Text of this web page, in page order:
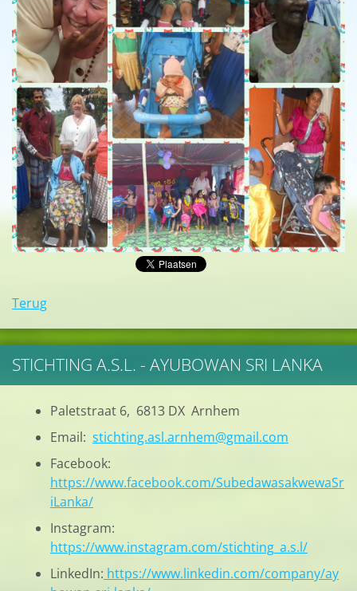
Terug
STICHTING A.S.L. - AYUBOWAN SRI LANKA
Paletstraat 6, 6813 DX Arnhem
Email: stichting.asl.arnhem@gmail.com
Facebook:
https://www.facebook.com/SubedawasakwewaSr
iLanka/
Instagram:
https://www.instagram.com/stichting_a.s.l/
LinkedIn: https://www.linkedin.com/company/ay